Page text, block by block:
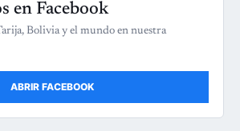
en Facebook
Bolivia y el mundo en nuestra
ABRIR FACEBOOK